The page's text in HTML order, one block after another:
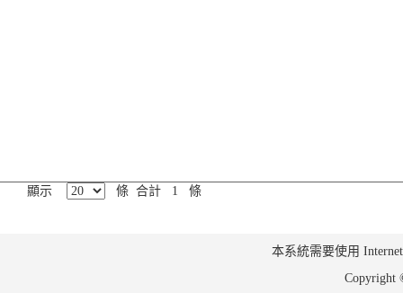
顯示 條 合計 1 條
本系統需要使用
Copyright